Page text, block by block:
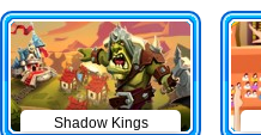
Shadow Kings